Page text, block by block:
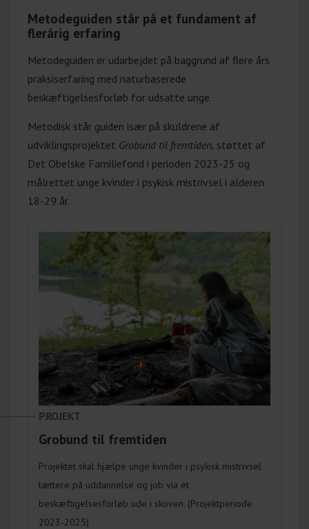
Metodeguiden står på et fundament af
flerårig erfaring
Metodeguiden er udarbejdet på baggrund af flere års
praksiserfaring med naturbaserede
beskæftigelsesforløb for udsatte unge.
Metodisk står guiden især på skuldrene af
udviklingsprojektet Grobund til fremtiden, støttet af
Det Obelske Familiefond i perioden 2023-25 og
målrettet unge kvinder i psykisk mistrivsel i alderen
18-29 år.
PROJEKT
Grobund til fremtiden
Projektet skal hjælpe unge kvinder i psykisk mistrivsel
tættere på uddannelse og job via et
beskæftigelsesforløb ude i skoven. (Projektperiode
2023-2025)